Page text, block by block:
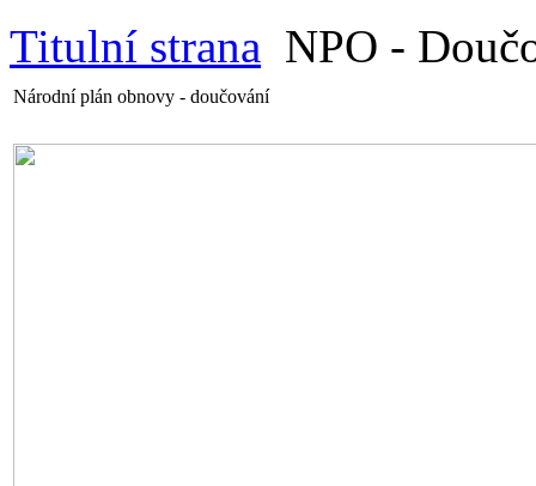
Titulní strana NPO -
Národní plán obnovy - doučování